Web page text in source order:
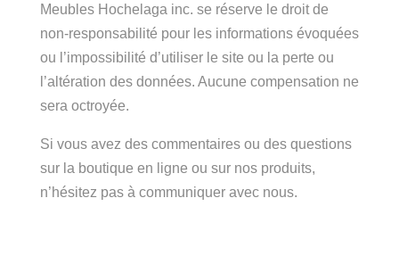
Meubles Hochelaga inc. se réserve le droit de
non-responsabilité pour les informations évoquées
ou l’impossibilité d’utiliser le site ou la perte ou
l’altération des données. Aucune compensation ne
sera octroyée.
Si vous avez des commentaires ou des questions
sur la boutique en ligne ou sur nos produits,
n’hésitez pas à communiquer avec nous.